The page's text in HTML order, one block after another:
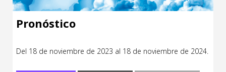
Sin categoría
Pronóstico
Del 18 de noviembre de 2023 al 18 de noviembre de 2024.